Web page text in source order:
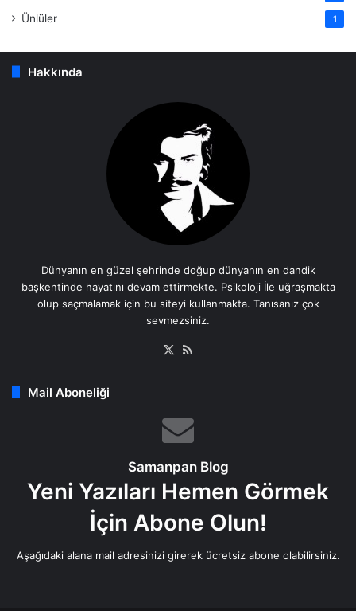
Ünlüler 1
Hakkında
Dünyanın en güzel şehrinde doğup dünyanın en dandik
başkentinde hayatını devam ettirmekte. Psikoloji İle uğraşmakta
olup saçmalamak için bu siteyi kullanmakta. Tanısanız çok
sevmezsiniz.
X
Mail Aboneliği
Samanpan Blog
Yeni Yazıları Hemen Görmek
İçin Abone Olun!
Aşağıdaki alana mail adresinizi girerek ücretsiz abone olabilirsiniz.